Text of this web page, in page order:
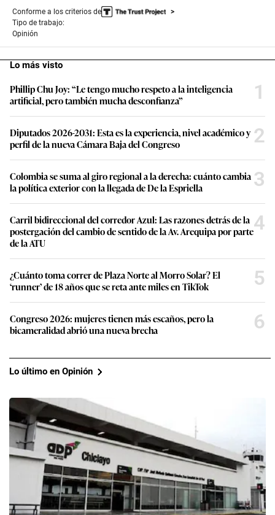
Conforme a los criterios de
Tipo de trabajo:
Opinión
Lo más visto
Phillip Chu Joy: “Le tengo mucho respeto a la inteligencia
artificial, pero también mucha desconfianza”
1
Diputados 2026-2031: Esta es la experiencia, nivel académico y
perfil de la nueva Cámara Baja del Congreso
2
Colombia se suma al giro regional a la derecha: cuánto cambia
la política exterior con la llegada de De la Espriella
3
Carril bidireccional del corredor Azul: Las razones detrás de la
postergación del cambio de sentido de la Av. Arequipa por parte
de la ATU
4
¿Cuánto toma correr de Plaza Norte al Morro Solar? El
‘runner’ de 18 años que se reta ante miles en TikTok
5
Congreso 2026: mujeres tienen más escaños, pero la
bicameralidad abrió una nueva brecha
6
Lo último en Opinión